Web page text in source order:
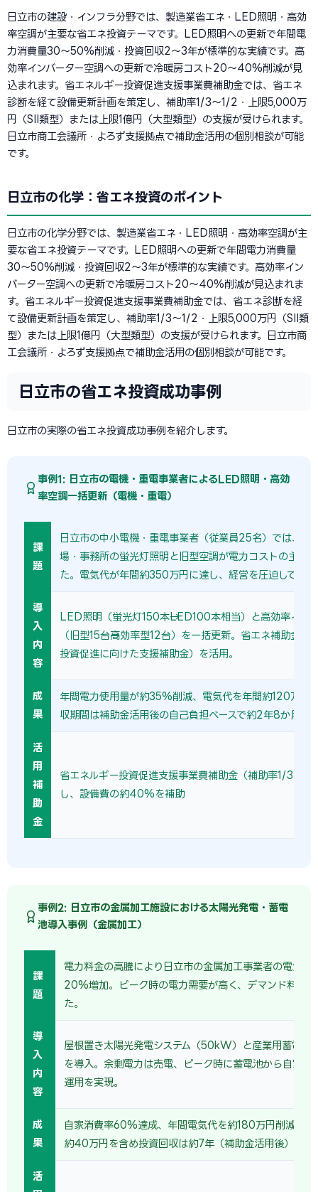
日立市の建設・インフラ分野では、製造業省エネ・LED照明・高効
率空調が主要な省エネ投資テーマです。LED照明への更新で年間電
力消費量30〜50%削減・投資回収2〜3年が標準的な実績です。高
効率インバーター空調への更新で冷暖房コスト20〜40%削減が見
込まれます。省エネルギー投資促進支援事業費補助金では、省エネ
診断を経て設備更新計画を策定し、補助率1/3〜1/2・上限5,000万
円（SII類型）または上限1億円（大型類型）の支援が受けられます。
日立市商工会議所・よろず支援拠点で補助金活用の個別相談が可能
です。
日立市の化学：省エネ投資のポイント
日立市の化学分野では、製造業省エネ・LED照明・高効率空調が主
要な省エネ投資テーマです。LED照明への更新で年間電力消費量
30〜50%削減・投資回収2〜3年が標準的な実績です。高効率イン
バーター空調への更新で冷暖房コスト20〜40%削減が見込まれま
す。省エネルギー投資促進支援事業費補助金では、省エネ診断を経
て設備更新計画を策定し、補助率1/3〜1/2・上限5,000万円（SII類
型）または上限1億円（大型類型）の支援が受けられます。日立市商
工会議所・よろず支援拠点で補助金活用の個別相談が可能です。
日立市の省エネ投資成功事例
日立市の実際の省エネ投資成功事例を紹介します。
事例1: 日立市の電機・重電事業者によるLED照明・高効
率空調一括更新（電機・重電）
課
題
日立市の中小電機・重電事業者（従業員25名）では、築
場・事務所の蛍光灯照明と旧型空調が電力コストの主因
た。電気代が年間約350万円に達し、経営を圧迫してい
導
入
内
容
LED照明（蛍光灯150本→LED100本相当）と高効率イン
（旧型15台→高効率型12台）を一括更新。省エネ補助金（
投資促進に向けた支援補助金）を活用。
成
果
年間電力使用量が約35%削減、電気代を年間約120万円
収期間は補助金活用後の自己負担ベースで約2年8か月。
活
用
補
助
金
省エネルギー投資促進支援事業費補助金（補助率1/3〜1/
し、設備費の約40%を補助
事例2: 日立市の金属加工施設における太陽光発電・蓄電
池導入事例（金属加工）
課
題
電力料金の高騰により日立市の金属加工事業者の電気代
20%増加。ピーク時の電力需要が高く、デマンド料金
た。
導
入
内
容
屋根置き太陽光発電システム（50kW）と産業用蓄電
を導入。余剰電力は売電、ピーク時に蓄電池から自家消
運用を実現。
成
果
自家消費率60%達成、年間電気代を約180万円削減。売
約40万円を含め投資回収は約7年（補助金活用後）。
活